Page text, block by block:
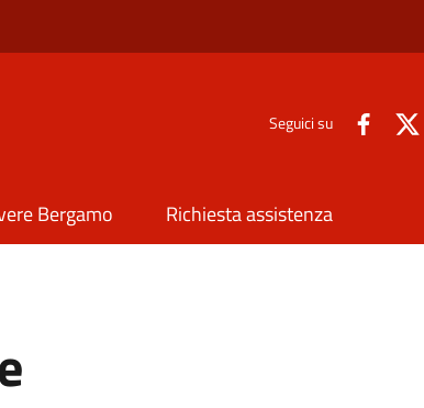
Seguici su
Bergamo Richiesta assistenza